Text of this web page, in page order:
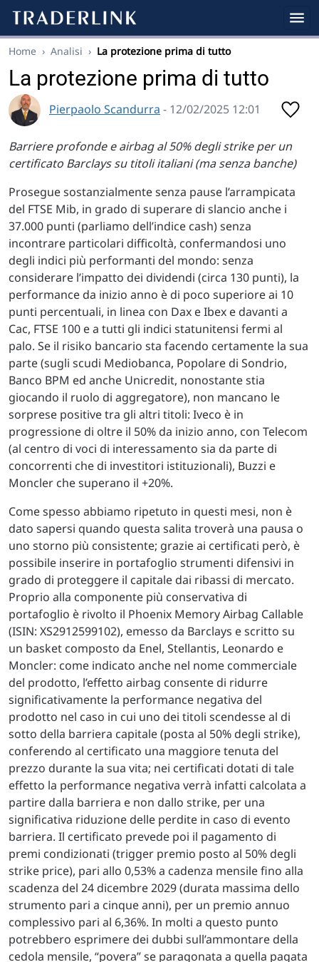
Home › Analisi › La protezione prima di tutto
La protezione prima di tutto
Pierpaolo Scandurra - 12/02/2025 12:01
Barriere profonde e airbag al 50% degli strike per un
certificato Barclays su titoli italiani (ma senza banche)
Prosegue sostanzialmente senza pause l’arrampicata
del FTSE Mib, in grado di superare di slancio anche i
37.000 punti (parliamo dell’indice cash) senza
incontrare particolari difficoltà, confermandosi uno
degli indici più performanti del mondo: senza
considerare l’impatto dei dividendi (circa 130 punti), la
performance da inizio anno è di poco superiore ai 10
punti percentuali, in linea con Dax e Ibex e davanti a
Cac, FTSE 100 e a tutti gli indici statunitensi fermi al
palo. Se il risiko bancario sta facendo certamente la sua
parte (sugli scudi Mediobanca, Popolare di Sondrio,
Banco BPM ed anche Unicredit, nonostante stia
giocando il ruolo di aggregatore), non mancano le
sorprese positive tra gli altri titoli: Iveco è in
progressione di oltre il 50% da inizio anno, con Telecom
(al centro di voci di interessamento sia da parte di
concorrenti che di investitori istituzionali), Buzzi e
Moncler che superano il +20%.
Come spesso abbiamo ripetuto in questi mesi, non è
dato sapersi quando questa salita troverà una pausa o
uno storno più consistente; grazie ai certificati però, è
possibile inserire in portafoglio strumenti difensivi in
grado di proteggere il capitale dai ribassi di mercato.
Proprio alla componente più conservativa di
portafoglio è rivolto il Phoenix Memory Airbag Callable
(ISIN: XS2912599102), emesso da Barclays e scritto su
un basket composto da Enel, Stellantis, Leonardo e
Moncler: come indicato anche nel nome commerciale
del prodotto, l’effetto airbag consente di ridurre
significativamente la performance negativa del
prodotto nel caso in cui uno dei titoli scendesse al di
sotto della barriera capitale (posta al 50% degli strike),
conferendo al certificato una maggiore tenuta del
prezzo durante la sua vita; nei certificati dotati di tale
effetto la performance negativa verrà infatti calcolata a
partire dalla barriera e non dallo strike, per una
significativa riduzione delle perdite in caso di evento
barriera. Il certificato prevede poi il pagamento di
premi condizionati (trigger premio posto al 50% degli
strike price), pari allo 0,53% a cadenza mensile fino alla
scadenza del 24 dicembre 2029 (durata massima dello
strumento pari a cinque anni), per un premio annuo
complessivo pari al 6,36%. In molti a questo punto
potrebbero esprimere dei dubbi sull’ammontare della
cedola mensile, “povera” se paragonata a quella pagata